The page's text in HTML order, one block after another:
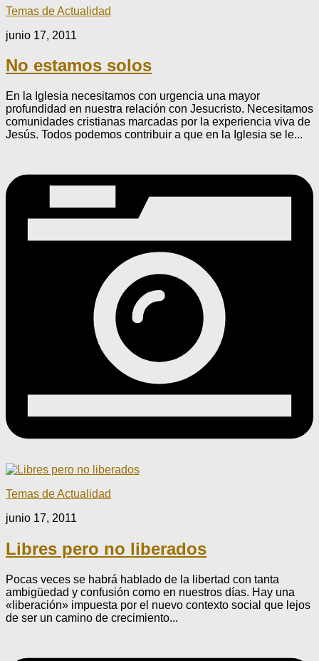
Temas de Actualidad
junio 17, 2011
No estamos solos
En la Iglesia necesitamos con urgencia una mayor
profundidad en nuestra relación con Jesucristo. Necesitamos
comunidades cristianas marcadas por la experiencia viva de
Jesús. Todos podemos contribuir a que en la Iglesia se le...
Temas de Actualidad
junio 17, 2011
Libres pero no liberados
Pocas veces se habrá hablado de la libertad con tanta
ambigüedad y confusión como en nuestros días. Hay una
«liberación» impuesta por el nuevo contexto social que lejos
de ser un camino de crecimiento...